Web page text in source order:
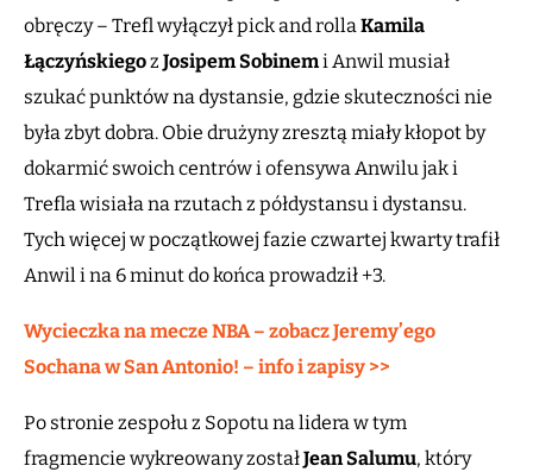
obręczy – Trefl wyłączył pick and rollaKamila
Łączyńskiegoz Josipem Sobinemi Anwil musiał
szukać punktów na dystansie, gdzie skuteczności nie
była zbyt dobra. Obie drużyny zresztą miały kłopot by
dokarmić swoich centrów i ofensywa Anwilu jak i
Trefla wisiała na rzutach z półdystansu i dystansu.
Tych więcej w początkowej fazie czwartej kwarty trafił
Anwil i na 6 minut do końca prowadził +3.
Wycieczka na mecze NBA – zobacz Jeremy’ego
Sochana w San Antonio! – info i zapisy >>
Po stronie zespołu z Sopotu na lidera w tym
fragmencie wykreowany zostałJean Salumu, który